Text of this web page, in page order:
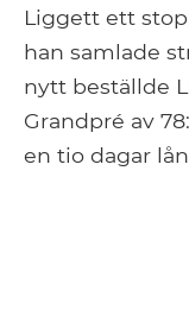
Liggett ett
han samlade
nytt beställde
Grandpré av
en tio dagar